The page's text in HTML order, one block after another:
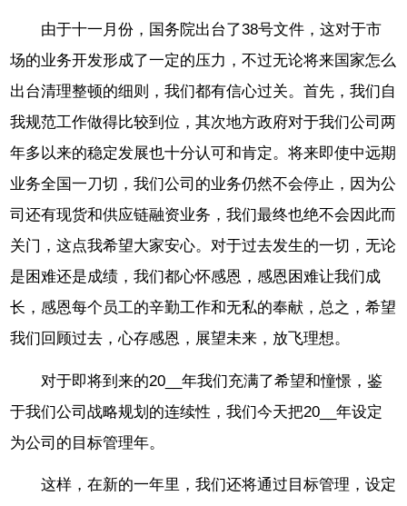
由于十一月份，国务院出台了38号文件，这对于市
场的业务开发形成了一定的压力，不过无论将来国家怎么
出台清理整顿的细则，我们都有信心过关。首先，我们自
我规范工作做得比较到位，其次地方政府对于我们公司两
年多以来的稳定发展也十分认可和肯定。将来即使中远期
业务全国一刀切，我们公司的业务仍然不会停止，因为公
司还有现货和供应链融资业务，我们最终也绝不会因此而
关门，这点我希望大家安心。对于过去发生的一切，无论
是困难还是成绩，我们都心怀感恩，感恩困难让我们成
长，感恩每个员工的辛勤工作和无私的奉献，总之，希望
我们回顾过去，心存感恩，展望未来，放飞理想。
对于即将到来的20__年我们充满了希望和憧憬，鉴
于我们公司战略规划的连续性，我们今天把20__年设定
为公司的目标管理年。
这样，在新的一年里，我们还将通过目标管理，设定